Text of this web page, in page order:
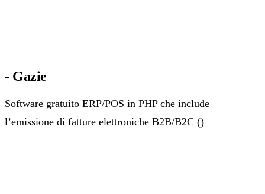
- Gazie
Software gratuito ERP/POS in PHP che include
l’emissione di fatture elettroniche B2B/B2C ()